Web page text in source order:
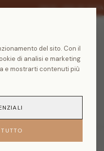
· SALDI -30% SU
trovato
del sito. Con il
di analisi e marketing
e mostrarti contenuti più